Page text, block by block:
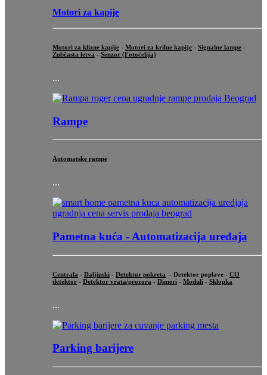
Motori za kapije
Motori za klizne kapije - Motori za krilne kapije - Signalne lampe -
Zubčasta letva - Senzor (Fotoćelija)
...
Rampe
Automatske rampe
...
Pametna kuća - Automatizacija uređaja
Centrala - Daljinski - Detektor pokreta - Detektor poplave - CO
detektor - Detektor vrata/prozora - Dimeri - Moduli - Sklopka
...
Parking barijere